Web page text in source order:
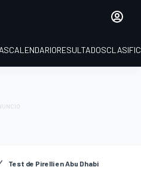
CALENDARIORESULTADOS
Test de Pirelli en Abu Dhabi